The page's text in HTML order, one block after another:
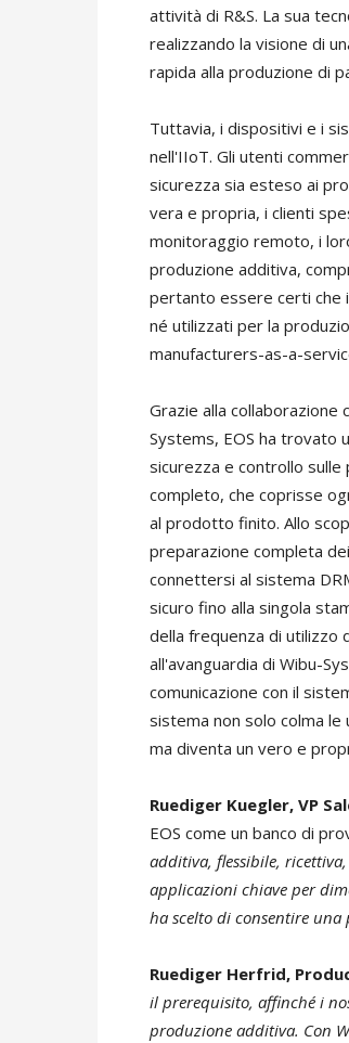
attività di R&S. La sua
realizzando la visione di
rapida alla produzione di
Tuttavia, i dispositivi e i
nell'IIoT. Gli utenti
sicurezza sia esteso ai
vera e propria, i clienti
monitoraggio remoto, i
produzione additiva,
pertanto essere certi che
né utilizzati per la
manufacturers-as-a-
Grazie alla collaborazione
Systems, EOS ha trovato
sicurezza e controllo
completo, che coprisse
al prodotto finito. Allo
preparazione completa
connettersi al sistema
sicuro fino alla singola
della frequenza di utilizzo
all'avanguardia di Wibu-
comunicazione con il
sistema non solo colma le
ma diventa un vero e
Ruediger Kuegler, VP
EOS come un banco di
additiva, flessibile,
applicazioni chiave per
ha scelto di consentire una
Ruediger Herfrid,
il prerequisito, affinché i
produzione additiva. Con